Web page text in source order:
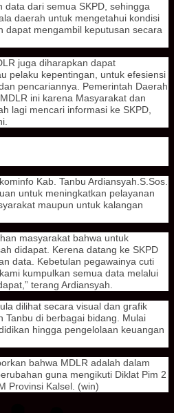
dari semua SKPD, sehingga
daerah untuk mengetahui kondisi
dapat mengambil keputusan secara
juga diharapkan dapat
pelaku kepentingan, untuk efesiensi
pencariannya. Pemerintah Daerah
ini karena Masyarakat dan
lagi mencari informasi ke SKPD,
Kab. Tanbu Ardiansyah.S.Sos.
untuk meningkatkan pelayanan
maupun untuk kalangan
masyarakat bahwa untuk
didapat. Kerena datang ke SKPD
data. Kebetulan pegawainya cuti
kumpulkan semua data melalui
terang Ardiansyah.
dilihat secara visual dan grafik
Tanbu di berbagai bidang. Mulai
hingga pengelolaan keuangan
bahwa MDLR adalah dalam
guna mengikuti Diklat Pim 2
Provinsi Kalsel. (win)